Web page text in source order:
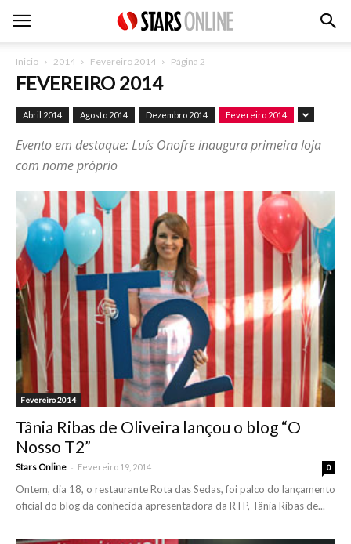
Inicio 2014 Fevereiro 2014 Página 2
FEVEREIRO 2014
Abril 2014 Agosto 2014 Dezembro 2014 Fevereiro 2014
Evento em destaque: Luís Onofre inaugura primeira loja
com nome próprio
Fevereiro 2014
Tânia Ribas de Oliveira lançou o blog “O
Nosso T2”
Stars Online - Fevereiro 19, 2014 0
Ontem, dia 18, o restaurante Rota das Sedas, foi palco do lançamento
oficial do blog da conhecida apresentadora da RTP, Tânia Ribas de...